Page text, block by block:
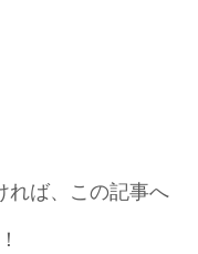
れば、この記事へ